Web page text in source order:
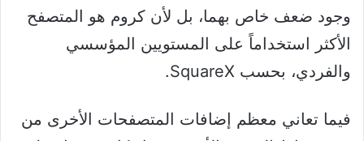
وجود ضعف خاص بهما، بل لأن كروم هو المتصفح
الأكثر استخداماً على المستويين المؤسسي
والفردي، بحسب SquareX.
فيما تعاني معظم إضافات المتصفحات الأخرى من